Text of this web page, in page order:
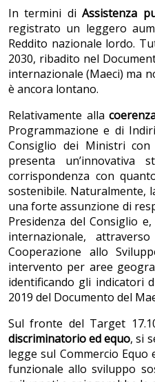
In termini diAssistenza
registrato un leggero
Reddito nazionale lordo.
2030, ribadito nel
internazionale (Maeci) ma
è ancora lontano.
Relativamente alla
Programmazione e di
Consiglio dei Ministri
presenta un’innovativa
corrispondenza con
sostenibile. Naturalmente,
una forte assunzione di
Presidenza del Consiglio
internazionale,
Cooperazione allo
intervento per aree
identificando gli indicatori
2019 del Documento del
Sul fronte del Target
discriminatorio ed equo, si
legge sul Commercio
funzionale allo sviluppo